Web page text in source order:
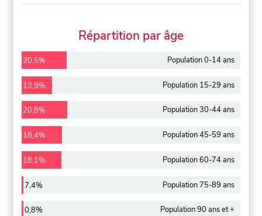
Répartition par âge
20,5% Population 0-14 ans
13,9% Population 15-29 ans
20,8% Population 30-44 ans
18,4% Population 45-59 ans
18,1% Population 60-74 ans
7,4% Population 75-89 ans
0,8% Population 90 ans et +